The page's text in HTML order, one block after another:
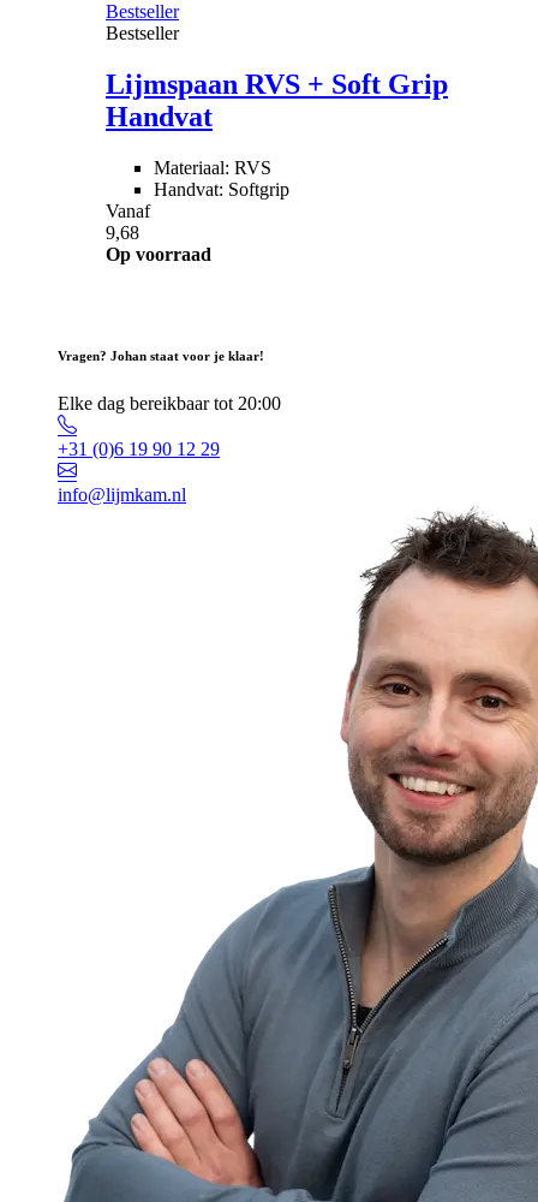
Bestseller
Bestseller
Lijmspaan RVS + Soft Grip
Handvat
Materiaal: RVS
Handvat: Softgrip
Vanaf
9,68
Op voorraad
Vragen? Johan staat voor je klaar!
Elke dag bereikbaar tot 20:00
+31 (0)6 19 90 12 29
info@lijmkam.nl